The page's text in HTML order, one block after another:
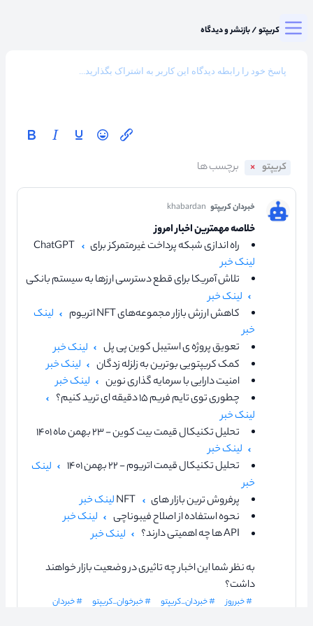
میزگرد کریپتو/بازنشر و دیدگاه
کریپتو
خبردان کریپتو khabardan
خلاصه مهمترین اخبار امروز
راه اندازی شبکه پرداخت غیرمتمرکز برای ChatGPT
لینک خبر
تلاش آمریکا برای قطع دسترسی ارزها به سیستم بانکی
لینک خبر
کاهش ارزش بازار مجموعه‌های NFT اتریوم
لینک
خبر
تعویق پروژه ی استیبل کوین پی پل
لینک خبر
کمک کریپتویی بوترین به زلزله زدگان
لینک خبر
امنیت دارایی با سرمایه گذاری نوین
لینک خبر
چطوری توی تایم فریم ۱۵ دقیقه ای ترید کنیم؟
لینک خبر
تحلیل تکنیکال قیمت بیت کوین - ۲۳ بهمن ماه ۱۴۰۱
لینک خبر
تحلیل تکنیکال قیمت اتریوم - ۲۲ بهمن ۱۴۰۱
لینک
خبر
پرفروش ترین بازار های NFT
لینک خبر
نحوه استفاده از اصلاح فیبوناچی
لینک خبر
API ها چه اهمیتی دارند؟
لینک خبر
به نظر شما این اخبار چه تاثیری در وضعیت بازار خواهند
داشت؟
# خبرروز # خبردان_کریپتو # خبرخوان_کریپتو # خبردان